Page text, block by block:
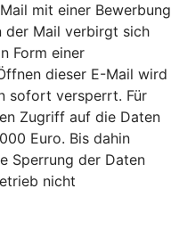
mit einer Bewerbung
der Mail verbirgt sich
Form einer
dieser E-Mail wird
sofort versperrt. Für
Zugriff auf die Daten
Euro. Bis dahin
Sperrung der Daten
nicht